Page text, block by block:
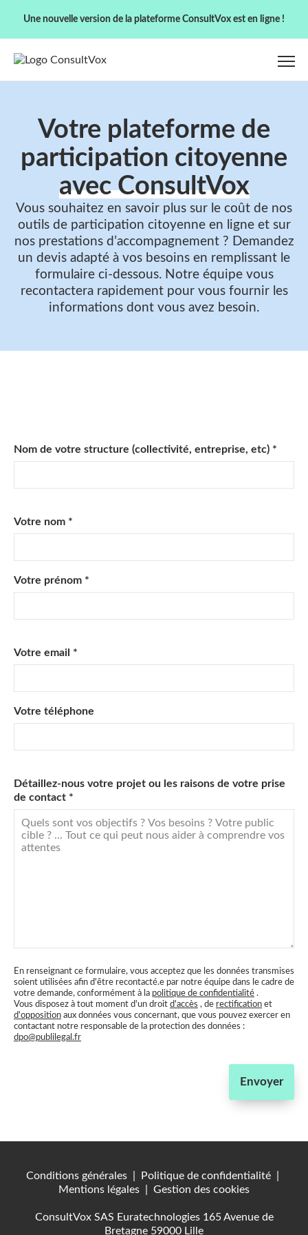
Une nouvelle version de la plateforme ConsultVox est en ligne !
Votre plateforme de
participation citoyenne
avec ConsultVox
Vous souhaitez en savoir plus sur le coût de nos
outils de participation citoyenne en ligne et sur
nos prestations d’accompagnement ? Demandez
un devis adapté à vos besoins en remplissant le
formulaire ci-dessous. Notre équipe vous
recontactera rapidement pour vous fournir les
informations dont vous avez besoin.
Nom de votre structure (collectivité, entreprise, etc) *
Votre nom *
Votre prénom *
Votre email *
Votre téléphone
Détaillez-nous votre projet ou les raisons de votre prise
de contact *
En renseignant ce formulaire, vous acceptez que les données transmises
soient utilisées afin d'être recontacté.e par notre équipe dans le cadre de
votre demande, conformément à la politique de confidentialité .
Vous disposez à tout moment d'un droit d'accès , de rectification et
d'opposition aux données vous concernant, que vous pouvez exercer en
contactant notre responsable de la protection des données :
dpo@publilegal.fr
Envoyer
Conditions générales Politique de confidentialité
Mentions légales
Gestion des cookies
ConsultVox SAS Euratechnologies 165 Avenue de
Bretagne 59000 Lille